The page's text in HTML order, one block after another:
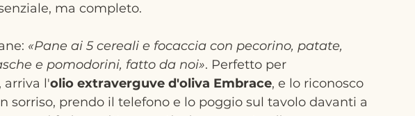
ma completo.
«Pane ai 5 cereali e focaccia con pecorino, patate,
e pomodorini, fatto da noi». Perfetto per
arriva l'olio extraverguve d'oliva Embrace, e lo riconosco
sorriso, prendo il telefono e lo poggio sul tavolo davanti a